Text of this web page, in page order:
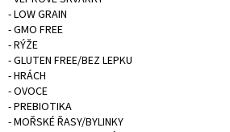
- LOW GRAIN
- GMO FREE
- RÝŽE
- GLUTEN FREE/BEZ LEPKU
- HRÁCH
- OVOCE
- PREBIOTIKA
- MOŘSKÉ ŘASY/BYLINKY